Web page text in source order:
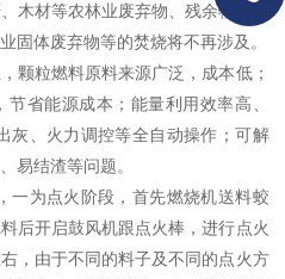
木材等农林业废弃物、残余物的直
固体废弃物等的焚烧将不再涉及。
颗粒燃料原料来源广泛，成本低；
省能源成本；能量利用效率高、
灰、火力调控等全自动操作；可解
易结渣等问题。
一为点火阶段，首先燃烧机送料蛟
后开启鼓风机跟点火棒，进行点火
，由于不同的料子及不同的点火方